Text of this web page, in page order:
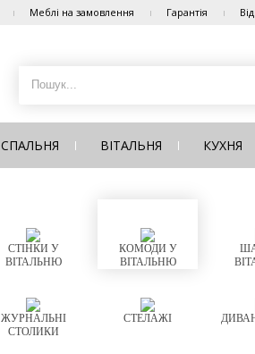
Меблі на замовлення Гарантія
СПАЛЬНЯ ВІТАЛЬНЯ КУХНЯ
СТІНКИ У
ВІТАЛЬНЮ
КОМОДИ У
ВІТАЛЬНЮ
ЖУРНАЛЬНІ
СТОЛИКИ
СТЕЛАЖІ